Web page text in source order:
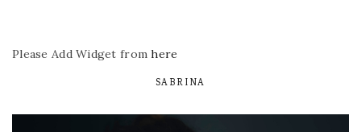
Please Add Widget fromhere
SABRINA